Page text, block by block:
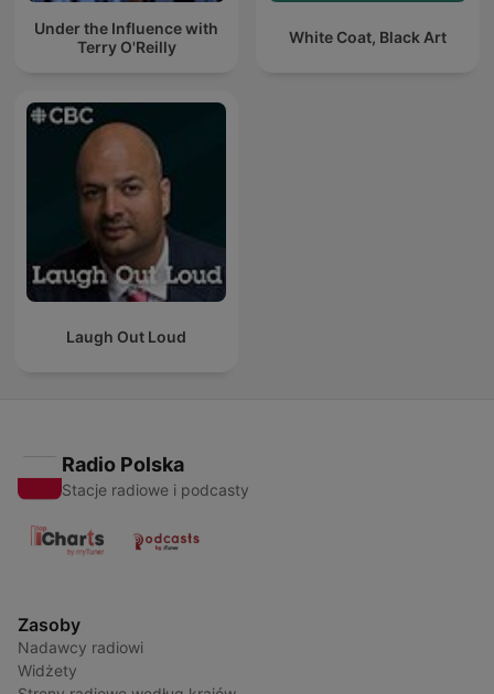
Under the Influence with
Terry O'Reilly
White Coat, Black Art
Laugh Out Loud
Radio Polska
Stacje radiowe i podcasty
Zasoby
Nadawcy radiowi
Widżety